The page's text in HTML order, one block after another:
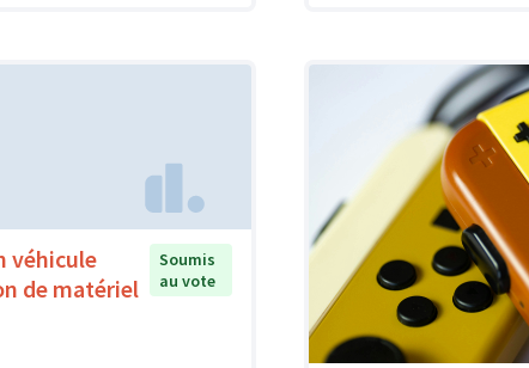
véhicule
de matériel
Soumis
au vote